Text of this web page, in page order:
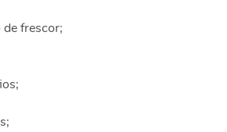
frescor;